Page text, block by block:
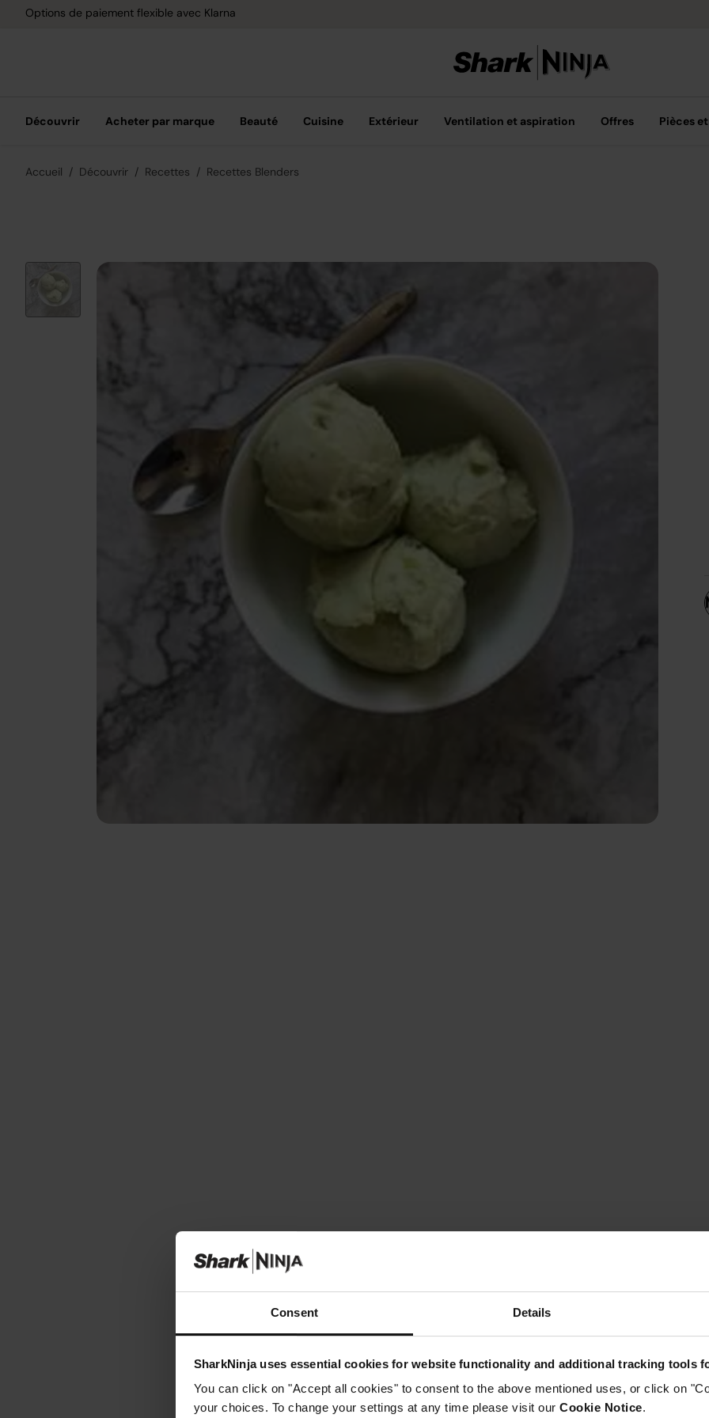
Consent Details
SharkNinja uses essential cookies for website functionality and additional tracking tools
You can click on "Accept all cookies" to consent to the above mentioned uses, or click on
your choices. To change your settings at any time please visit our Cookie Notice.
Options de paiement flexible avec Klarna Livraison
Découvrir Acheter par marque Beauté Cuisine Extérieur Ventilation et aspiration Offres Pièces
Accueil Découvrir Recettes Recettes Blenders